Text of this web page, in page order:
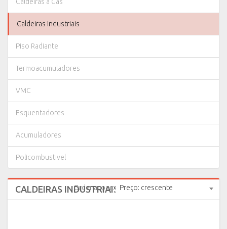
Caldeiras Industriais
Piso Radiante
Termoacumuladores
VMC
Esquentadores
Acumuladores
Policombustivel
Ordenar por: Preço: crescente
CALDEIRAS INDUSTRIAIS(0 produtos)